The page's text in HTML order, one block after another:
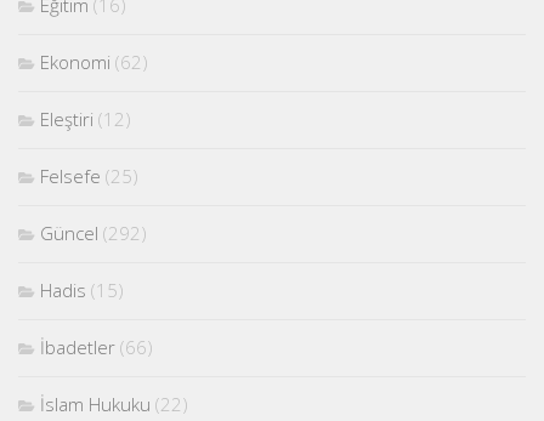
Ekonomi (62)
Eleştiri (12)
Felsefe (25)
Güncel (292)
Hadis (15)
İbadetler (66)
İslam Hukuku (22)